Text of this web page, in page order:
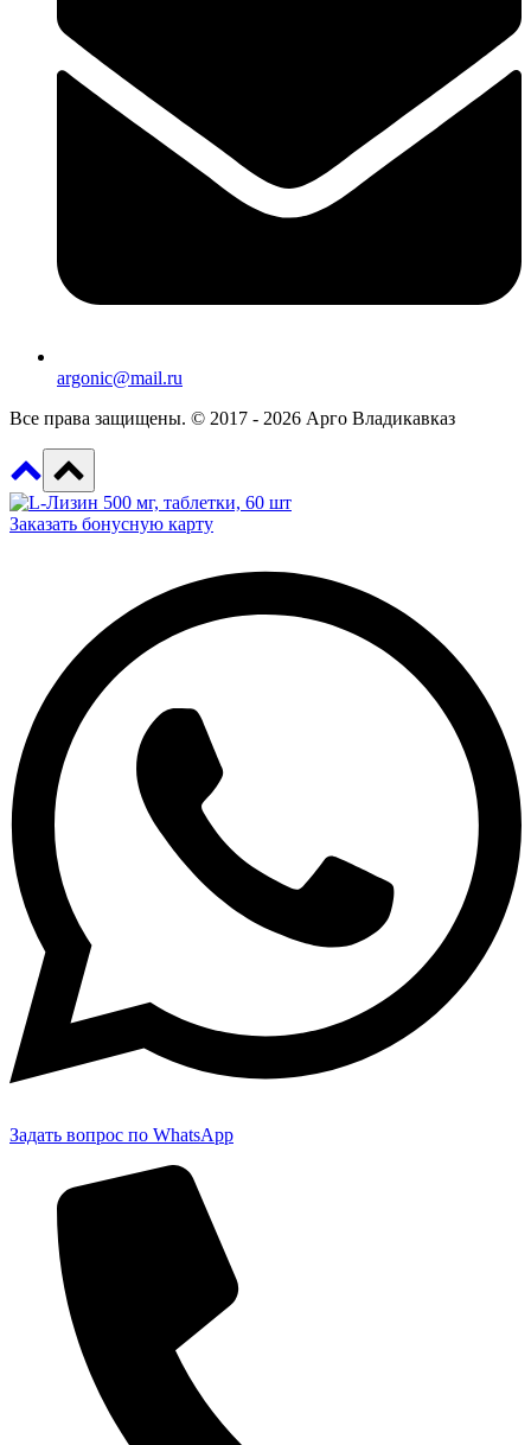
argonic@mail.ru
Все права защищены. © 2017 - 2026 Арго Владикавказ
Заказать бонусную карту
Задать вопрос по WhatsApp